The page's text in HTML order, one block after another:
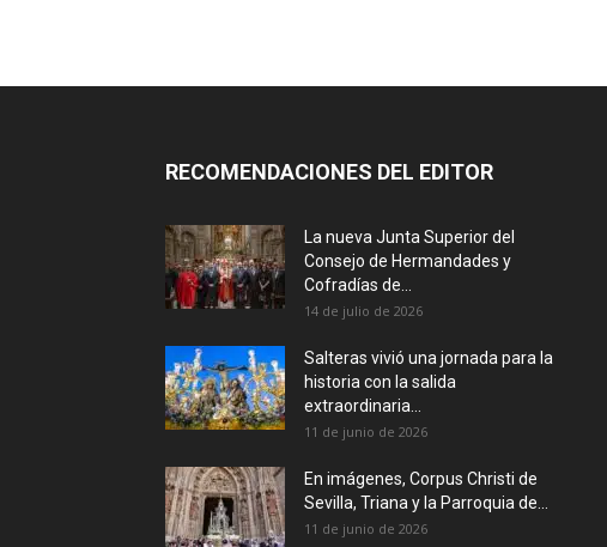
RECOMENDACIONES DEL EDITOR
La nueva Junta Superior del
Consejo de Hermandades y
Cofradías de...
14 de julio de 2026
Salteras vivió una jornada para la
historia con la salida
extraordinaria...
11 de junio de 2026
En imágenes, Corpus Christi de
Sevilla, Triana y la Parroquia de...
11 de junio de 2026